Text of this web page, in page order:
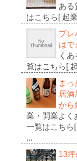
ある
はこちら[ 起
プレ
はで
く
覧はこちら[
まっ
居酒
から
業・開業よく
一覧はこちら
...
13